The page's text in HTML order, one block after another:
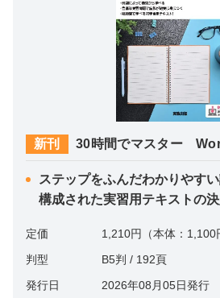
新刊 30時間でマスター
ステップをふんだわかりやす
構成された実習用テキストの
定価
1,210円（本体：1,100
判型
B5判 / 192頁
発行日
2026年08月05日発行